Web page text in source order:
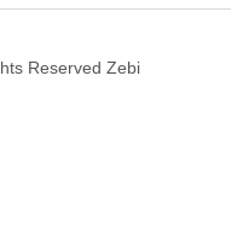
Reserved Zebi